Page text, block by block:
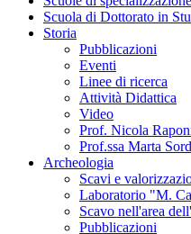
Scuola di Dottorato in
Storia
Pubblicazioni
Eventi
Linee di ricerca
Attività Didattica
Video
Prof. Nicola
Prof.ssa Marta
Archeologia
Scavi e
Laboratorio "M.
Scavo nell'area
Pubblicazioni